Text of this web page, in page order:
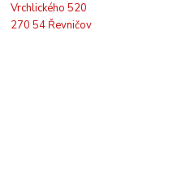
Vrchlického 520
270 54 Řevničov